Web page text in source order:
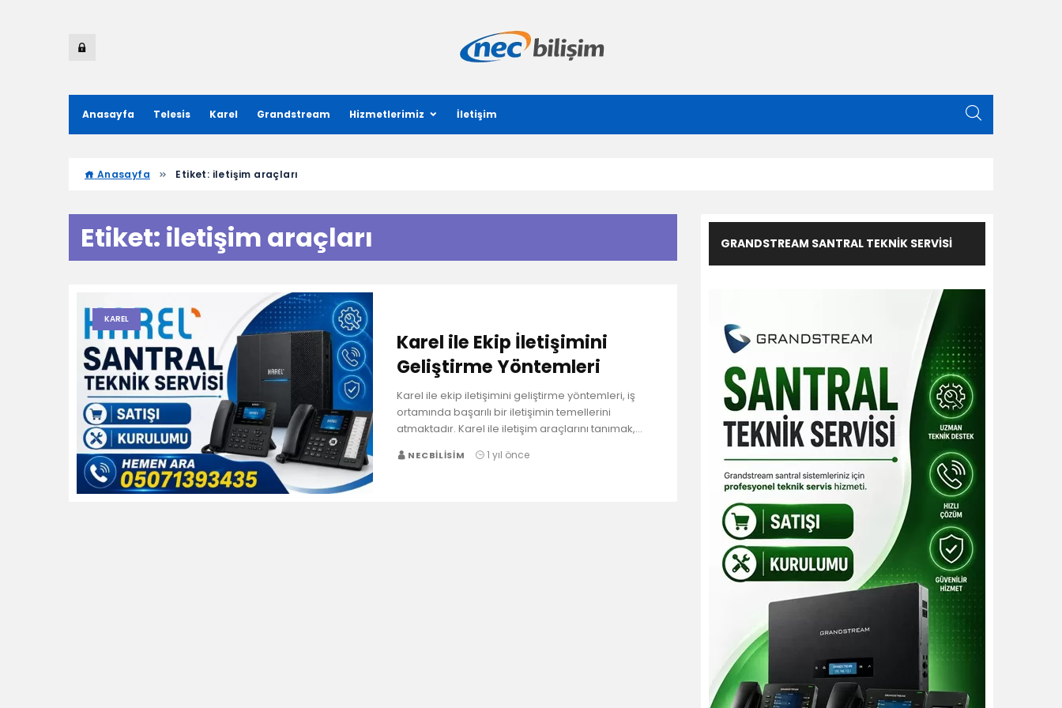
Anasayfa Telesis Karel Grandstream Hizmetlerimiz İletişim
Anasayfa Etiket: iletişim araçları
Etiket: iletişim araçları
KAREL
Karel ile Ekip İletişimini
Geliştirme Yöntemleri
Karel ile ekip iletişimini geliştirme yöntemleri, iş
ortamında başarılı bir iletişimin temellerini
atmaktadır. Karel ile iletişim araçlarını tanımak,…
NECBILISIM 1 yıl önce
GRANDSTREAM SANTRAL TEKNIK SERVISI